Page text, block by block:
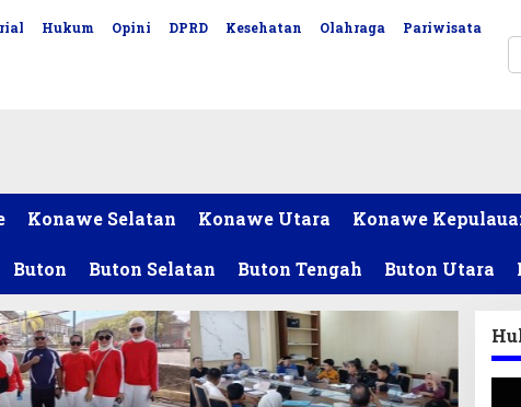
Hukum Opini DPRD Kesehatan Olahraga Pariwisata
Konawe Selatan Konawe Utara Konawe
Buton Buton Selatan Buton Tengah Buton Utara